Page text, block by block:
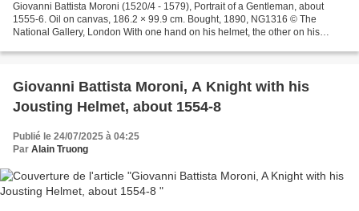
Giovanni Battista Moroni (1520/4 - 1579), Portrait of a Gentleman, about
1555-6. Oil on canvas, 186.2 × 99.9 cm. Bought, 1890, NG1316 © The
National Gallery, London With one hand on his helmet, the other on his
Giovanni Battista Moroni, A Knight with his
Jousting Helmet, about 1554-8
Publié le 24/07/2025 à 04:25
Par Alain Truong